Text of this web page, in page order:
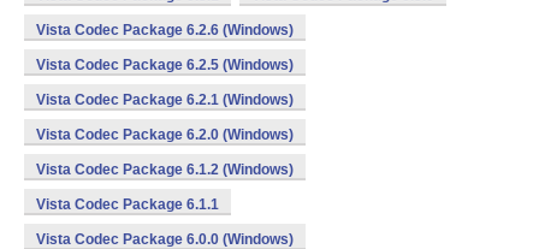
Vista Codec Package 6.2.6 (Windows)
Vista Codec Package 6.2.5 (Windows)
Vista Codec Package 6.2.1 (Windows)
Vista Codec Package 6.2.0 (Windows)
Vista Codec Package 6.1.2 (Windows)
Vista Codec Package 6.1.1
Vista Codec Package 6.0.0 (Windows)